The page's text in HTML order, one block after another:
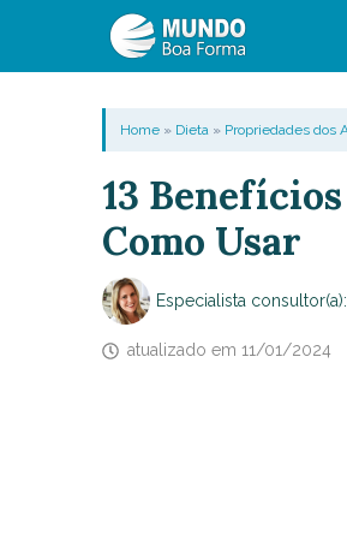
Home» Dieta» Propriedades dos
13
Como Usar
Especialista consultor(a):
atualizado em 11/01/2024